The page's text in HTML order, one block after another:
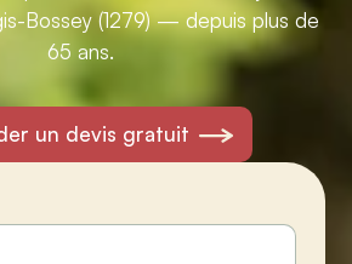
Bossey (1279) — depuis plus de
65 ans.
un devis gratuit